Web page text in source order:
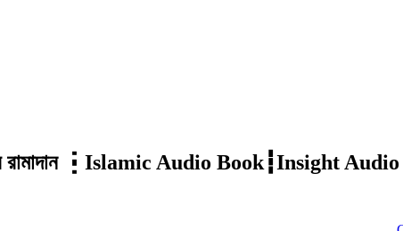
রামাদান ┇Islamic Audio Book┇Insight